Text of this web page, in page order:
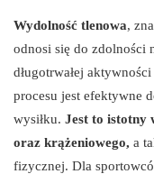
Wydolność tlenowa,
odnosi się do zdolności
długotrwałej
procesu jest efektywne
wysiłku. Jest to istotny
oraz krążeniowego, a
fizycznej. Dla